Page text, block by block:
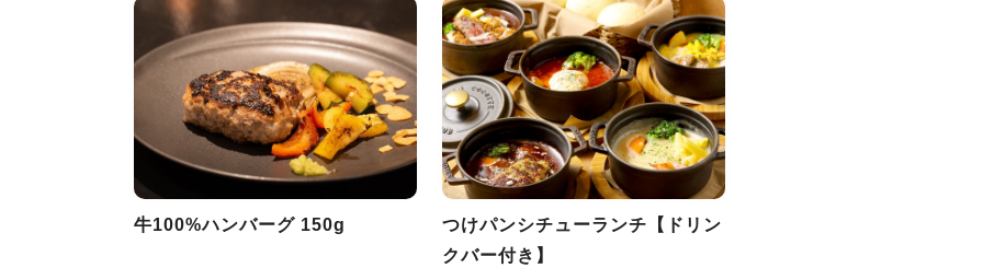
牛100%ハンバーグ 150g
つけパンシチューランチ【ドリン
クバー付き】